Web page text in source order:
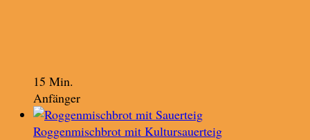
15 Min.
Anfänger
Roggenmischbrot mit Kultursauerteig